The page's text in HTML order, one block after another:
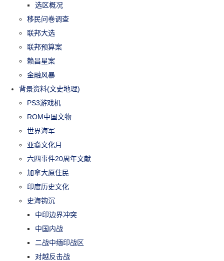
选区概况
移民问卷调查
联邦大选
联邦预算案
赖昌星案
金融风暴
背景资料(文史地理)
PS3游戏机
ROM中国文物
世界海军
亚裔文化月
六四事件20周年文献
加拿大原住民
印度历史文化
史海钩沉
中印边界冲突
中国内战
二战中缅印战区
对越反击战